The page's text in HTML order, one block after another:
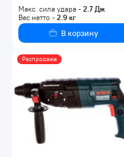
Макс. сила удара - 2.7 Дж
Вес нетто - 2.9 кг
В корзину
Распродажа